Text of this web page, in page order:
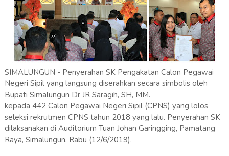
SIMALUNGUN - Penyerahan SK Pengakatan Calon Pegawai
Negeri Sipil yang langsung diserahkan secara simbolis oleh
Bupati Simalungun Dr JR Saragih, SH, MM.
kepada 442 Calon Pegawai Negeri Sipil (CPNS) yang lolos
seleksi rekrutmen CPNS tahun 2018 yang lalu. Penyerahan SK
dilaksanakan di Auditorium Tuan Johan Garingging, Pamatang
Raya, Simalungun, Rabu (12/6/2019).